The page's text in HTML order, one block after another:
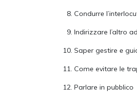
Condurre
Indirizzare l’altro
Saper gestire e
Come evitare le
Parlare in pubblico